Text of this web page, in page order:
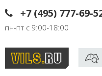
+7 (495) 777-69-
пн-пт с 9:00-18:00